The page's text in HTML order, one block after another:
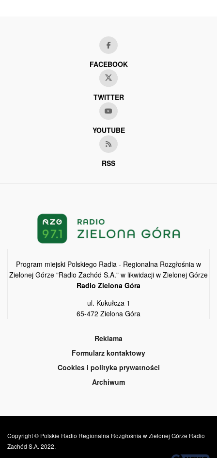
FACEBOOK
TWITTER
YOUTUBE
RSS
Program miejski Polskiego Radia - Regionalna Rozgłośnia w
Zielonej Górze "Radio Zachód S.A." w likwidacji w Zielonej Górze
Radio Zielona Góra
ul. Kukułcza 1
65-472 Zielona Góra
Reklama
Formularz kontaktowy
Cookies i polityka prywatności
Archiwum
Copyright © Polskie Radio Regionalna Rozgłośnia w Zielonej Górze Radio
Zachód S.A. 2022.